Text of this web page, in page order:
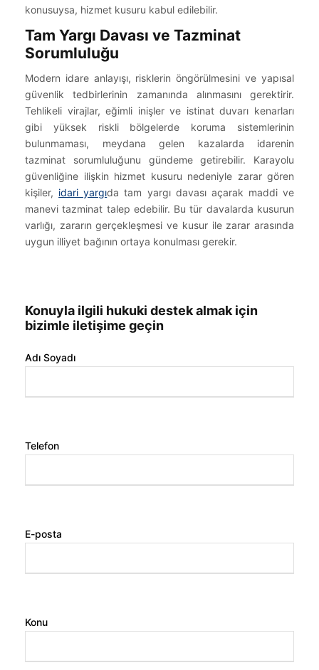
konusuysa, hizmet kusuru kabul edilebilir.
Tam Yargı Davası ve Tazminat
Sorumluluğu
Modern idare anlayışı, risklerin öngörülmesini ve yapısal
güvenlik tedbirlerinin zamanında alınmasını gerektirir.
Tehlikeli virajlar, eğimli inişler ve istinat duvarı kenarları
gibi yüksek riskli bölgelerde koruma sistemlerinin
bulunmaması, meydana gelen kazalarda idarenin
tazminat sorumluluğunu gündeme getirebilir. Karayolu
güvenliğine ilişkin hizmet kusuru nedeniyle zarar gören
kişiler, idari yargıda tam yargı davası açarak maddi ve
manevi tazminat talep edebilir. Bu tür davalarda kusurun
varlığı, zararın gerçekleşmesi ve kusur ile zarar arasında
uygun illiyet bağının ortaya konulması gerekir.
Konuyla ilgili hukuki destek almak için
bizimle iletişime geçin
Adı Soyadı
Telefon
E-posta
Konu